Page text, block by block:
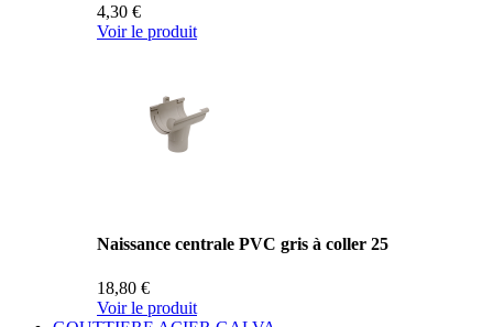
4,30 €
Voir le produit
Naissance centrale PVC gris à coller 25
18,80 €
Voir le produit